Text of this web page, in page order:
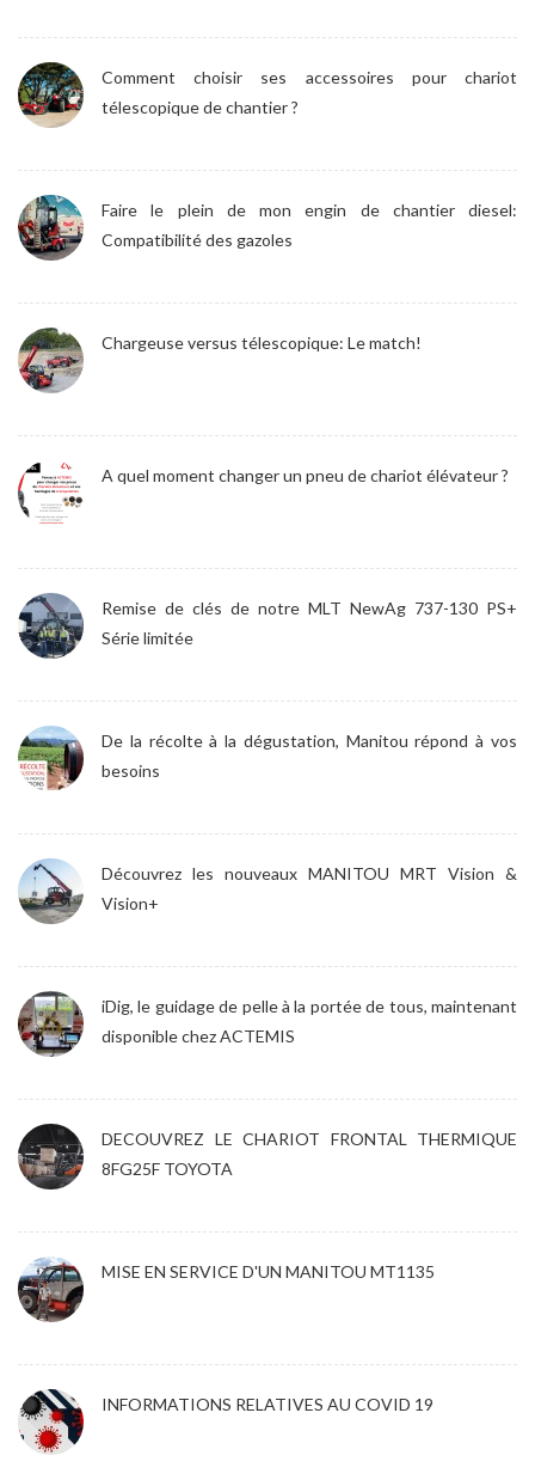
Comment choisir ses accessoires pour chariot
télescopique de chantier ?
Faire le plein de mon engin de chantier diesel:
Compatibilité des gazoles
Chargeuse versus télescopique: Le match!
A quel moment changer un pneu de chariot élévateur ?
Remise de clés de notre MLT NewAg 737-130 PS+
Série limitée
De la récolte à la dégustation, Manitou répond à vos
besoins
Découvrez les nouveaux MANITOU MRT Vision &
Vision+
iDig, le guidage de pelle à la portée de tous, maintenant
disponible chez ACTEMIS
DECOUVREZ LE CHARIOT FRONTAL THERMIQUE
8FG25F TOYOTA
MISE EN SERVICE D'UN MANITOU MT1135
INFORMATIONS RELATIVES AU COVID 19